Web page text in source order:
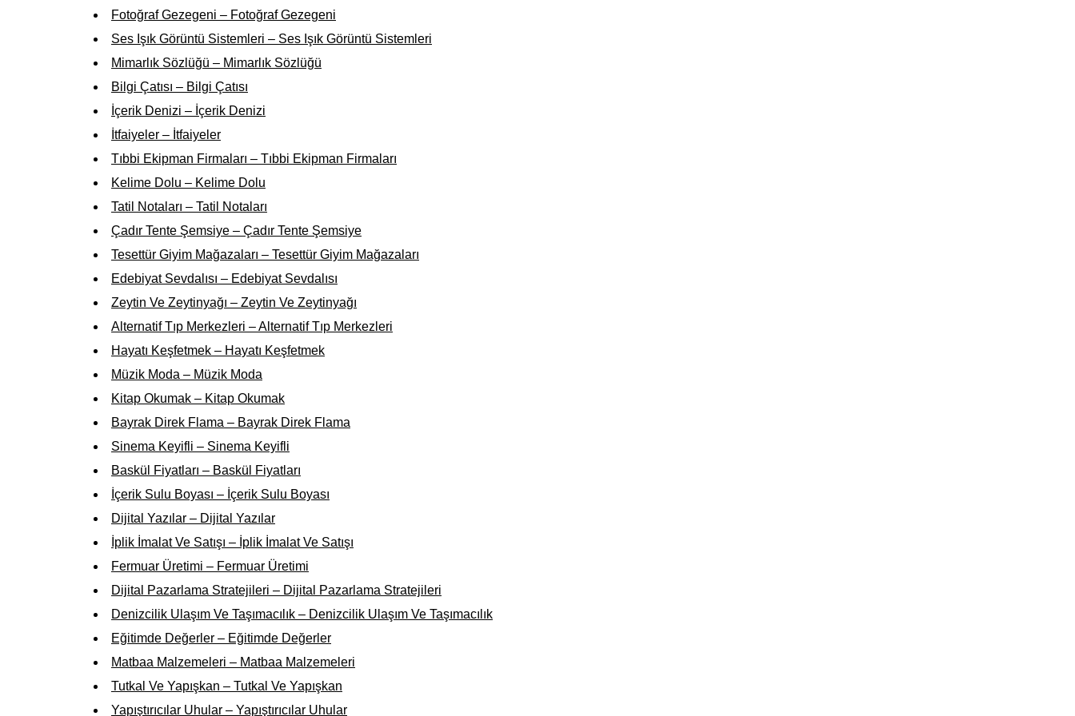
Fotoğraf Gezegeni – Fotoğraf Gezegeni
Ses Işık Görüntü Sistemleri – Ses Işık Görüntü Sistemleri
Mimarlık Sözlüğü – Mimarlık Sözlüğü
Bilgi Çatısı – Bilgi Çatısı
İçerik Denizi – İçerik Denizi
İtfaiyeler – İtfaiyeler
Tıbbi Ekipman Firmaları – Tıbbi Ekipman Firmaları
Kelime Dolu – Kelime Dolu
Tatil Notaları – Tatil Notaları
Çadır Tente Şemsiye – Çadır Tente Şemsiye
Tesettür Giyim Mağazaları – Tesettür Giyim Mağazaları
Edebiyat Sevdalısı – Edebiyat Sevdalısı
Zeytin Ve Zeytinyağı – Zeytin Ve Zeytinyağı
Alternatif Tıp Merkezleri – Alternatif Tıp Merkezleri
Hayatı Keşfetmek – Hayatı Keşfetmek
Müzik Moda – Müzik Moda
Kitap Okumak – Kitap Okumak
Bayrak Direk Flama – Bayrak Direk Flama
Sinema Keyifli – Sinema Keyifli
Baskül Fiyatları – Baskül Fiyatları
İçerik Sulu Boyası – İçerik Sulu Boyası
Dijital Yazılar – Dijital Yazılar
İplik İmalat Ve Satışı – İplik İmalat Ve Satışı
Fermuar Üretimi – Fermuar Üretimi
Dijital Pazarlama Stratejileri – Dijital Pazarlama Stratejileri
Denizcilik Ulaşım Ve Taşımacılık – Denizcilik Ulaşım Ve Taşımacılık
Eğitimde Değerler – Eğitimde Değerler
Matbaa Malzemeleri – Matbaa Malzemeleri
Tutkal Ve Yapışkan – Tutkal Ve Yapışkan
Yapıştırıcılar Uhular – Yapıştırıcılar Uhular